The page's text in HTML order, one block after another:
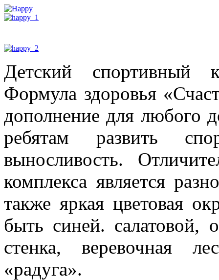
Детский спортивный
Формула здоровья
дополнение для любого
ребятам развить
выносливость.
комплекса является
также яркая цветовая
быть синей. салатовой,
стенка, веревочная
«радуга».